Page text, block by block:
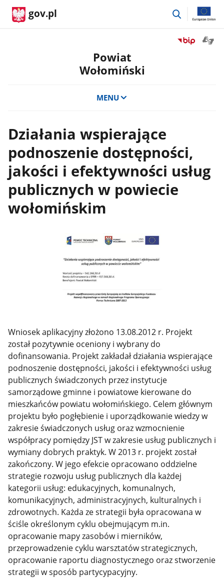
gov.pl
przejdź
Przejdź
Powiat
Wołomiński
MENU
Działania wspierające
podnoszenie dostępności,
jakości i efektywności usług
publicznych w powiecie
wołomińskim
Wniosek aplikacyjny złożono 13.08.2012 r. Projekt
został pozytywnie oceniony i wybrany do
dofinansowania. Projekt zakładał działania wspierające
podnoszenie dostępności, jakości i efektywności usług
publicznych świadczonych przez instytucje
samorządowe gminne i powiatowe kierowane do
mieszkańców powiatu wołomińskiego. Celem głównym
projektu było pogłębienie i uporządkowanie wiedzy w
zakresie świadczonych usług oraz wzmocnienie
współpracy pomiędzy JST w zakresie usług publicznych i
wymiany dobrych praktyk. W 2013 r. projekt został
zakończony. W jego efekcie opracowano oddzielne
strategie rozwoju usług publicznych dla każdej
kategorii usług: edukacyjnych, komunalnych,
komunikacyjnych, administracyjnych, kulturalnych i
zdrowotnych. Każda ze strategii była opracowana w
ściśle określonym cyklu obejmującym m.in.
opracowanie mapy zasobów i mierników,
przeprowadzenie cyklu warsztatów strategicznych,
opracowanie raportu diagnostycznego oraz stworzenie
strategii w sposób partycypacyjny.